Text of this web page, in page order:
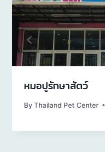
หมอปูรักษาสัตว์
By Thailand Pet Center